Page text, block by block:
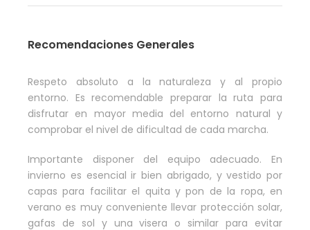
Recomendaciones Generales
Respeto absoluto a la naturaleza y al propio
entorno. Es recomendable preparar la ruta para
disfrutar en mayor media del entorno natural y
comprobar el nivel de dificultad de cada marcha.
Importante disponer del equipo adecuado. En
invierno es esencial ir bien abrigado, y vestido por
capas para facilitar el quita y pon de la ropa, en
verano es muy conveniente llevar protección solar,
gafas de sol y una visera o similar para evitar